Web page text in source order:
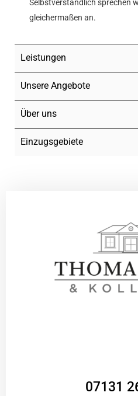
Selbstverständlich sprechen
gleichermaßen an.
Leistungen
Unsere Angebote
Über uns
Einzugsgebiete
07131